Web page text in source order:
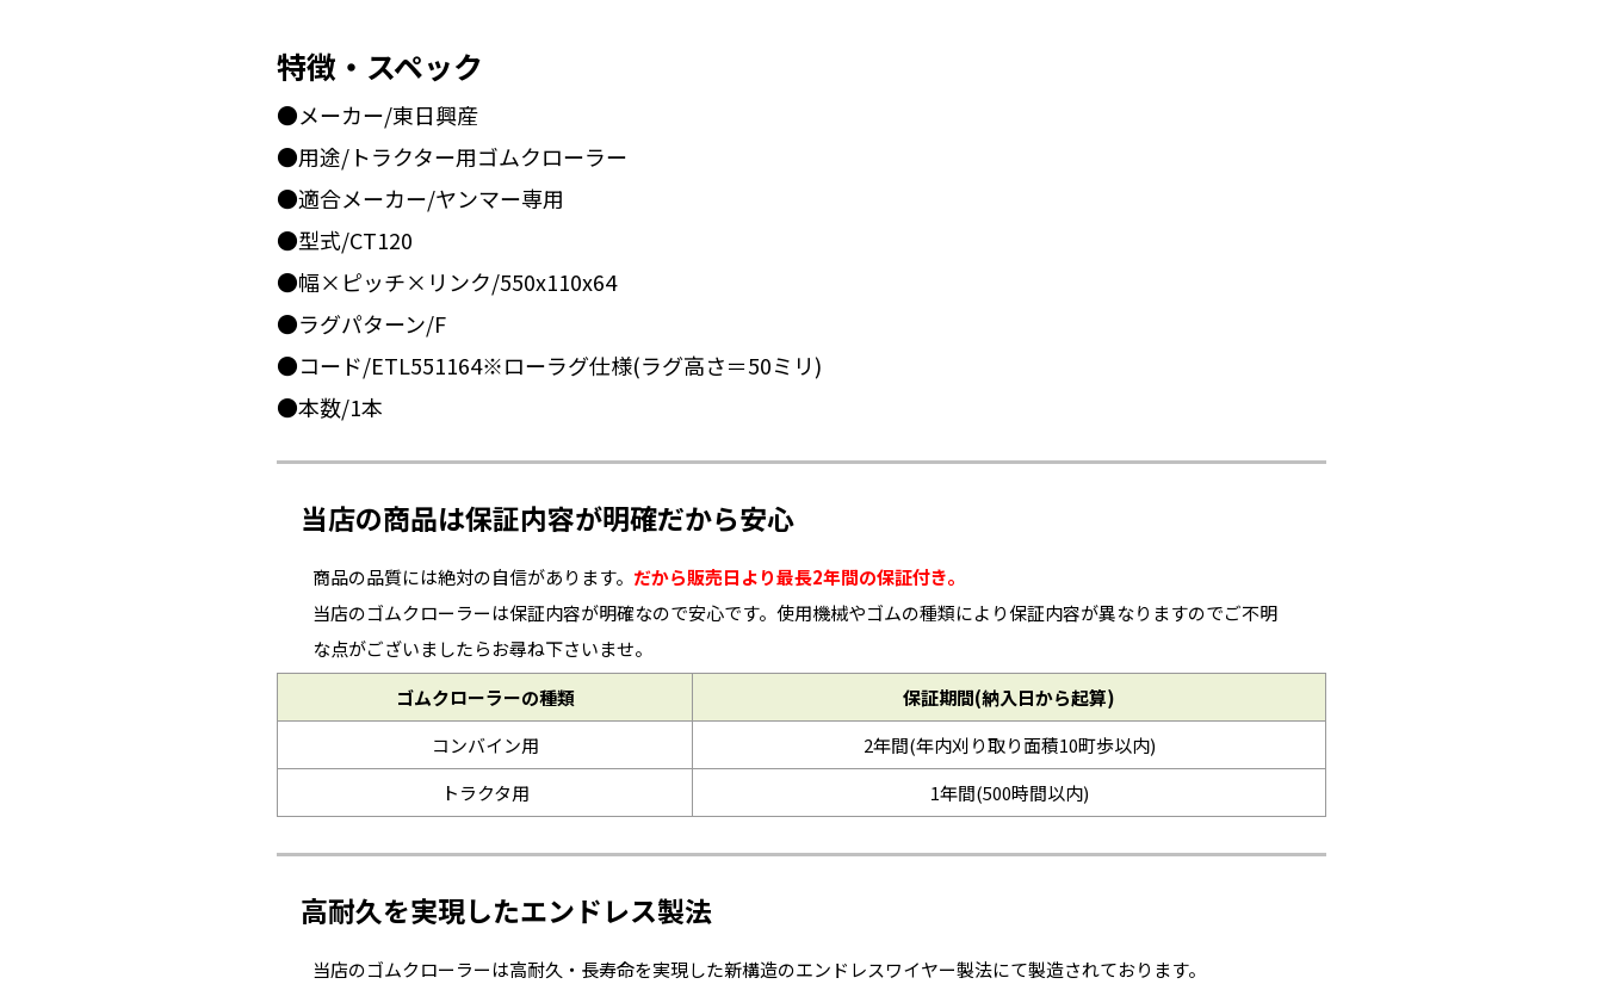
特徴・スペック
●メーカー/東日興産
●用途/トラクター用ゴムクローラー
●適合メーカー/ヤンマー専用
●型式/CT120
●幅×ピッチ×リンク/550x110x64
●ラグパターン/F
●コード/ETL551164※ローラグ仕様(ラグ高さ＝50ミリ)
●本数/1本
当店の商品は保証内容が明確だから安心
商品の品質には絶対の自信があります。 だから販売日より最長2年間の保証付き。
当店のゴムクローラーは保証内容が明確なので安心です。使用機械やゴムの種類により保証内容が異なりますのでご不明
な点がございましたらお尋ね下さいませ。
ゴムクローラーの種類
保証期間(納入日から起算)
コンバイン用
2年間(年内刈り取り面積10町歩以内)
トラクタ用
1年間(500時間以内)
高耐久を実現したエンドレス製法
当店のゴムクローラーは高耐久・長寿命を実現した新構造のエンドレスワイヤー製法にて製造されております。